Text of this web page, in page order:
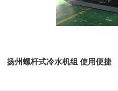
扬州螺杆式冷水机组 使用便捷